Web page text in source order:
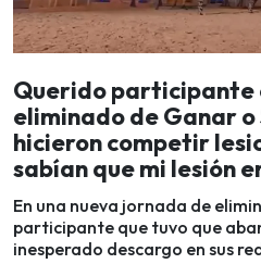
Querido participante
eliminado de Ganar
hicieron competir
sabían que mi lesión
En una nueva jornada de
participante que tuvo que
inesperado descargo en sus